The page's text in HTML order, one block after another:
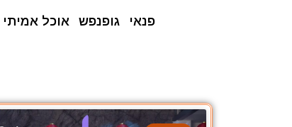
פנאי גופנפש אוכל אמיתי